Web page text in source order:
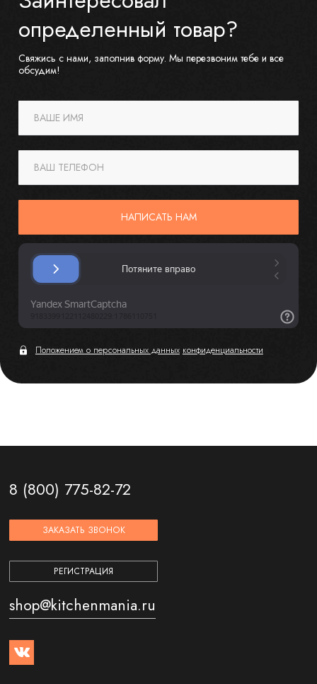
определенный товар?
Свяжись с нами, заполнив форму. Мы перезвоним тебе и все
обсудим!
ВАШЕ ИМЯ
ВАШ ТЕЛЕФОН
НАПИСАТЬ НАМ
Положением о персональных данных конфиденциальности
8 (800) 775-82-72
ЗАКАЗАТЬ ЗВОНОК
РЕГИСТРАЦИЯ
shop@kitchenmania.ru